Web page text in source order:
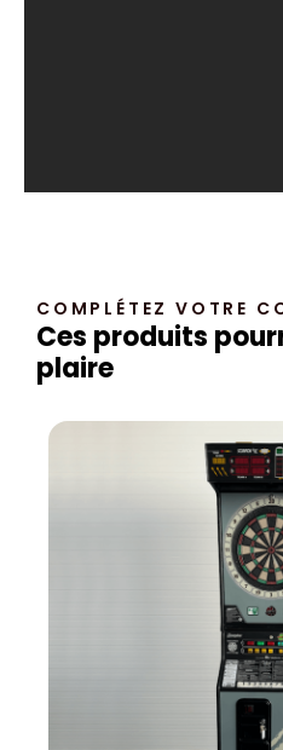
COMPLÉTEZ VOTRE
Ces produits
plaire